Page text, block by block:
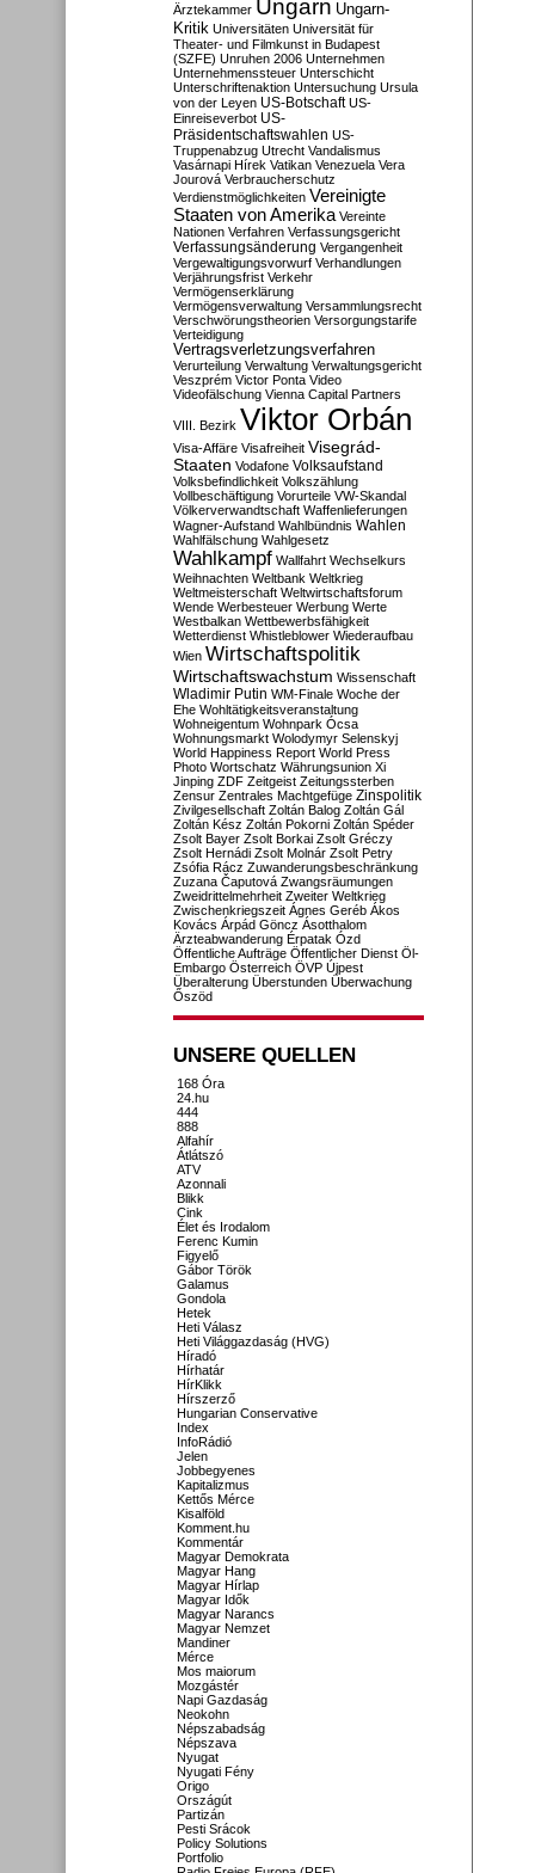
Ärztekammer Ungarn Ungarn-
Kritik Universitäten Universität für
Theater- und Filmkunst in Budapest
(SZFE) Unruhen 2006 Unternehmen
Unternehmenssteuer Unterschicht
Unterschriftenaktion Untersuchung Ursula
von der Leyen US-Botschaft US-
Einreiseverbot US-
Präsidentschaftswahlen US-
Truppenabzug Utrecht Vandalismus
Vasárnapi Hírek Vatikan Venezuela Vera
Jourová Verbraucherschutz
Verdienstmöglichkeiten Vereinigte
Staaten von Amerika Vereinte
Nationen Verfahren Verfassungsgericht
Verfassungsänderung Vergangenheit
Vergewaltigungsvorwurf Verhandlungen
Verjährungsfrist Verkehr
Vermögenserklärung
Vermögensverwaltung Versammlungsrecht
Verschwörungstheorien Versorgungstarife
Verteidigung
Vertragsverletzungsverfahren
Verurteilung Verwaltung Verwaltungsgericht
Veszprém Victor Ponta Video
Videofälschung Vienna Capital Partners
VIII. Bezirk Viktor Orbán
Visa-Affäre Visafreiheit Visegrád-
Staaten Vodafone Volksaufstand
Volksbefindlichkeit Volkszählung
Vollbeschäftigung Vorurteile VW-Skandal
Völkerverwandtschaft Waffenlieferungen
Wagner-Aufstand Wahlbündnis Wahlen
Wahlfälschung Wahlgesetz
Wahlkampf Wallfahrt Wechselkurs
Weihnachten Weltbank Weltkrieg
Weltmeisterschaft Weltwirtschaftsforum
Wende Werbesteuer Werbung Werte
Westbalkan Wettbewerbsfähigkeit
Wetterdienst Whistleblower Wiederaufbau
Wien Wirtschaftspolitik
Wirtschaftswachstum Wissenschaft
Wladimir Putin WM-Finale Woche der
Ehe Wohltätigkeitsveranstaltung
Wohneigentum Wohnpark Ócsa
Wohnungsmarkt Wolodymyr Selenskyj
World Happiness Report World Press
Photo Wortschatz Währungsunion Xi
Jinping ZDF Zeitgeist Zeitungssterben
Zensur Zentrales Machtgefüge Zinspolitik
Zivilgesellschaft Zoltán Balog Zoltán Gál
Zoltán Kész Zoltán Pokorni Zoltán Spéder
Zsolt Bayer Zsolt Borkai Zsolt Gréczy
Zsolt Hernádi Zsolt Molnár Zsolt Petry
Zsófia Rácz Zuwanderungsbeschränkung
Zuzana Čaputová Zwangsräumungen
Zweidrittelmehrheit Zweiter Weltkrieg
Zwischenkriegszeit Ágnes Geréb Ákos
Kovács Árpád Göncz Ásotthalom
Ärzteabwanderung Érpatak Ózd
Öffentliche Aufträge Öffentlicher Dienst Öl-
Embargo Österreich ÖVP Újpest
Überalterung Überstunden Überwachung
Őszöd
UNSERE QUELLEN
168 Óra
24.hu
444
888
Alfahír
Átlátszó
ATV
Azonnali
Blikk
Cink
Élet és Irodalom
Ferenc Kumin
Figyelő
Gábor Török
Galamus
Gondola
Hetek
Heti Válasz
Heti Világgazdaság (HVG)
Híradó
Hírhatár
HírKlikk
Hírszerző
Hungarian Conservative
Index
InfoRádió
Jelen
Jobbegyenes
Kapitalizmus
Kettős Mérce
Kisalföld
Komment.hu
Kommentár
Magyar Demokrata
Magyar Hang
Magyar Hírlap
Magyar Idők
Magyar Narancs
Magyar Nemzet
Mandiner
Mérce
Mos maiorum
Mozgástér
Napi Gazdaság
Neokohn
Népszabadság
Népszava
Nyugat
Nyugati Fény
Origo
Országút
Partizán
Pesti Srácok
Policy Solutions
Portfolio